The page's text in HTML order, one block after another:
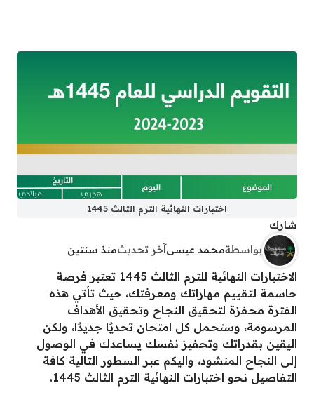
اختبارات النهائية الترم الثالث 1445
شارك
بواسطةمحمد عيسىآخر تحديثمنذ سنتين
الاختبارات النهائية للترم الثالث 1445 تعتبر فرصة
حاسمة لتقييم مهاراتك ومعرفتك، حيث تأتي هذه
الفترة محفزة لتحقيق النجاح وتحقيق الأهداف
المرسومة، وستحمل كل امتحان تحديًا جديدًا، ولكن
اليقين بقدراتك وتحفيز نفسك يساعدك في الوصول
إلى النجاح المنشود، واليكم عبر السطور التالية كافة
التفاصيل نحو اختبارات النهائية الترم الثالث 1445.